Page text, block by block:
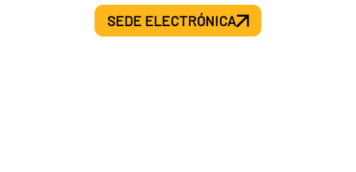
SEDE ELECTRÓNICA